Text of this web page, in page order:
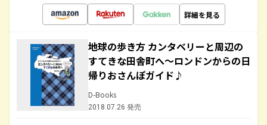
詳細を見る
地球の歩き方 カンタベリーと周辺の
すてきな田舎町へ～ロンドンからの日
帰りおさんぽガイド♪
D-Books
2018.07.26 発売